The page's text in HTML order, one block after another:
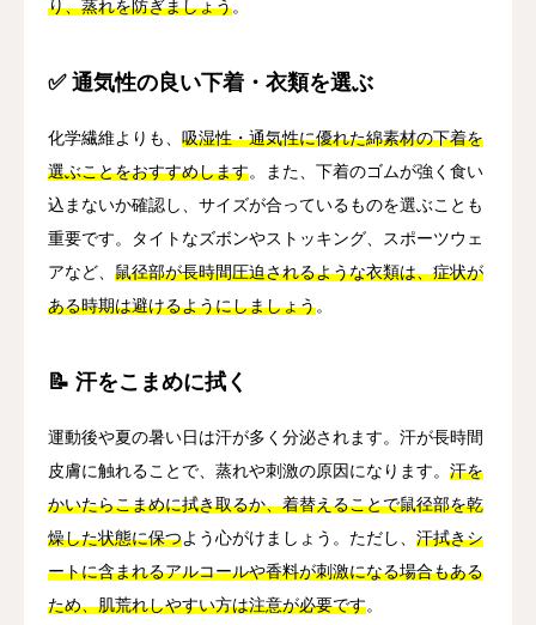
り、蒸れを防ぎましょう。
✅ 通気性の良い下着・衣類を選ぶ
化学繊維よりも、 吸湿性・通気性に優れた綿素材の下着を
選ぶことをおすすめします。また、下着のゴムが強く食い
込まないか確認し、サイズが合っているものを選ぶことも
重要です。タイトなズボンやストッキング、スポーツウェ
アなど、 鼠径部が長時間圧迫されるような衣類は、症状が
ある時期は避けるようにしましょう。
📝 汗をこまめに拭く
運動後や夏の暑い日は汗が多く分泌されます。汗が長時間
皮膚に触れることで、蒸れや刺激の原因になります。 汗を
かいたらこまめに拭き取るか、着替えることで鼠径部を乾
燥した状態に保つよう心がけましょう。ただし、 汗拭きシ
ートに含まれるアルコールや香料が刺激になる場合もある
ため、肌荒れしやすい方は注意が必要です。